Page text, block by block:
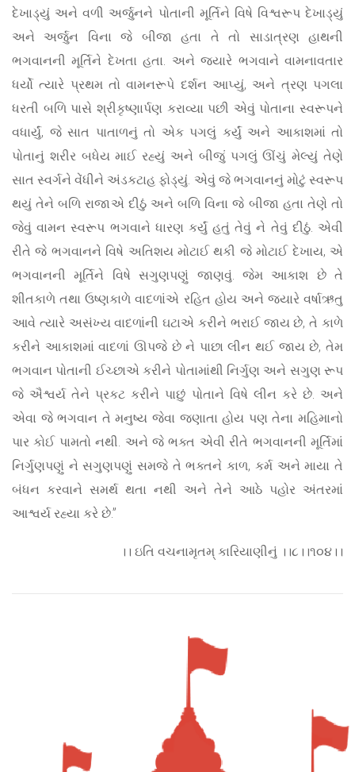
દેખાડ્યું અને વળી અર્જુનને પોતાની મૂર્તિને વિષે વિશ્વરૂપ દેખાડ્યું
અને અર્જુન વિના જે બીજા હતા તે તો સાડાત્રણ હાથની
ભગવાનની મૂર્તિને દેખતા હતા. અને જ્યારે ભગવાને વામનાવતાર
ધર્યો ત્યારે પ્રથમ તો વામનરૂપે દર્શન આપ્યું, અને ત્રણ પગલા
ધરતી બળિ પાસે શ્રીકૃષ્ણાર્પણ કરાવ્યા પછી એવું પોતાના સ્વરૂપને
વધાર્યું, જે સાત પાતાળનું તો એક પગલું કર્યું અને આકાશમાં તો
પોતાનું શરીર બધેય માઈ રહ્યું અને બીજું પગલું ઊંચું મેલ્યું તેણે
સાત સ્વર્ગને વેંધીને અંડકટાહ ફોડ્યું. એવું જે ભગવાનનું મોટું સ્વરૂપ
થયું તેને બળિ રાજાએ દીઠું અને બળિ વિના જે બીજા હતા તેણે તો
જેવું વામન સ્વરૂપ ભગવાને ધારણ કર્યું હતું તેવું ને તેવું દીઠું. એવી
રીતે જે ભગવાનને વિષે અતિશય મોટાઈ થકી જે મોટાઈ દેખાય, એ
ભગવાનની મૂર્તિને વિષે સગુણપણું જાણવું. જેમ આકાશ છે તે
શીતકાળે તથા ઉષ્ણકાળે વાદળાંએ રહિત હોય અને જ્યારે વર્ષાઋતુ
આવે ત્યારે અસંખ્ય વાદળાંની ઘટાએ કરીને ભરાઈ જાય છે, તે કાળે
કરીને આકાશમાં વાદળાં ઊપજે છે ને પાછા લીન થઈ જાય છે, તેમ
ભગવાન પોતાની ઈચ્છાએ કરીને પોતામાંથી નિર્ગુણ અને સગુણ રૂપ
જે ઐશ્વર્ય તેને પ્રકટ કરીને પાછું પોતાને વિષે લીન કરે છે. અને
એવા જે ભગવાન તે મનુષ્ય જેવા જણાતા હોય પણ તેના મહિમાનો
પાર કોઈ પામતો નથી. અને જે ભક્ત એવી રીતે ભગવાનની મૂર્તિમાં
નિર્ગુણપણું ને સગુણપણું સમજે તે ભક્તને કાળ, કર્મ અને માયા તે
બંધન કરવાને સમર્થ થતા નથી અને તેને આઠે પહોર અંતરમાં
આશ્વર્ય રહ્યા કરે છે.”
।। ઇતિ વચનામૃતમ્ કારિયાણીનું ।।૮।।૧૦૪।।